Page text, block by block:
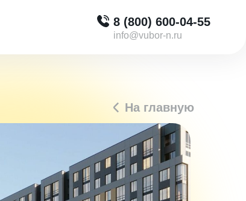
8 (800) 600-04-55
info@vubor-n.ru
На главную